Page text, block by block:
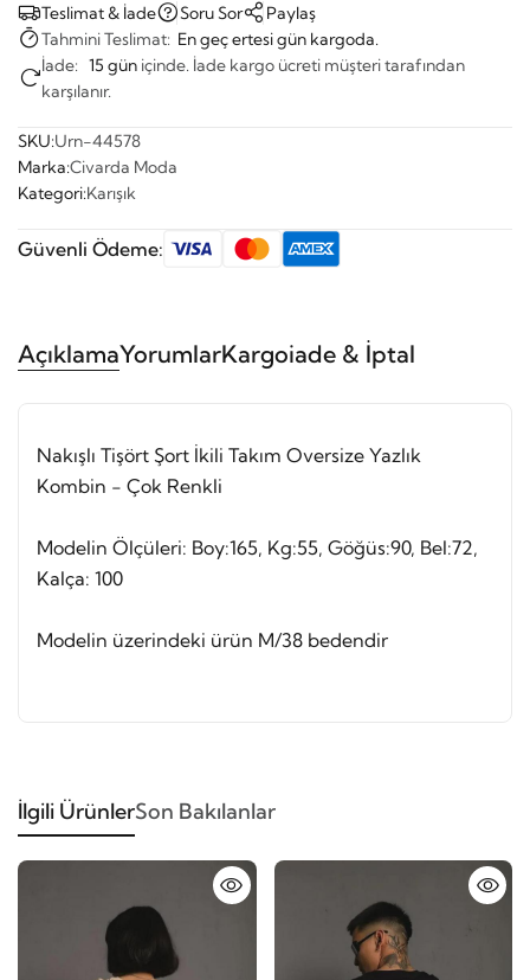
Teslimat & İade Soru Sor
Paylaş
Tahmini Teslimat: En geç ertesi gün kargoda.
İade: 15 gün içinde. İade kargo ücreti müşteri tarafından
karşılanır.
SKU:Urn-44578
Marka:Civarda Moda
Kategori:Karışık
Güvenli Ödeme:
AçıklamaYorumlarKargoiade & İptal
Nakışlı Tişört Şort İkili Takım Oversize Yazlık
Kombin - Çok Renkli
Modelin Ölçüleri: Boy:165, Kg:55, Göğüs:90, Bel:72,
Kalça: 100
Modelin üzerindeki ürün M/38 bedendir
İlgili ÜrünlerSon Bakılanlar